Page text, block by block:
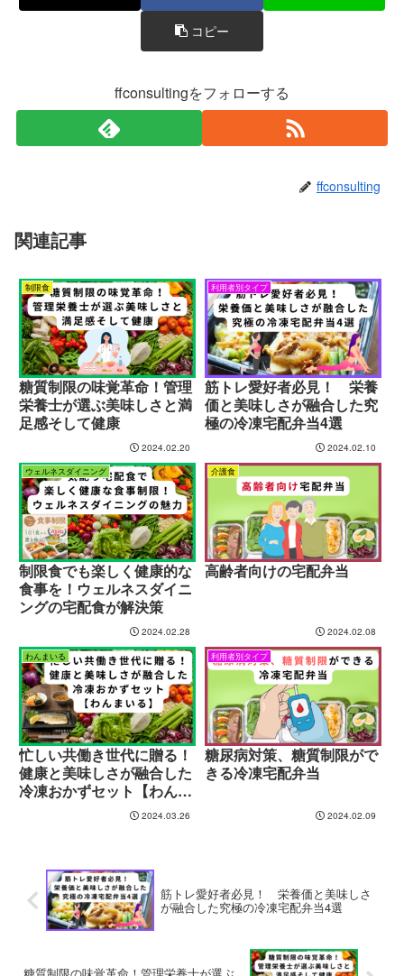
コピー
ffconsultingをフォローする
ffconsulting
関連記事
制限食
糖質制限の味覚革命！管理
栄養士が選ぶ美味しさと満
足感そして健康
2024.02.20
利用者別タイプ
筋トレ愛好者必見！ 栄養
価と美味しさが融合した究
極の冷凍宅配弁当4選
2024.02.10
ウェルネスダイニング
制限食でも楽しく健康的な
食事を！ウェルネスダイニ
ングの宅配食が解決策
2024.02.28
介護食
高齢者向けの宅配弁当
2024.02.08
わんまいる
忙しい共働き世代に贈る！
健康と美味しさが融合した
冷凍おかずセット【わんま
2024.03.26
利用者別タイプ
糖尿病対策、糖質制限がで
きる冷凍宅配弁当
2024.02.09
筋トレ愛好者必見！ 栄養価と美味しさ
が融合した究極の冷凍宅配弁当4選